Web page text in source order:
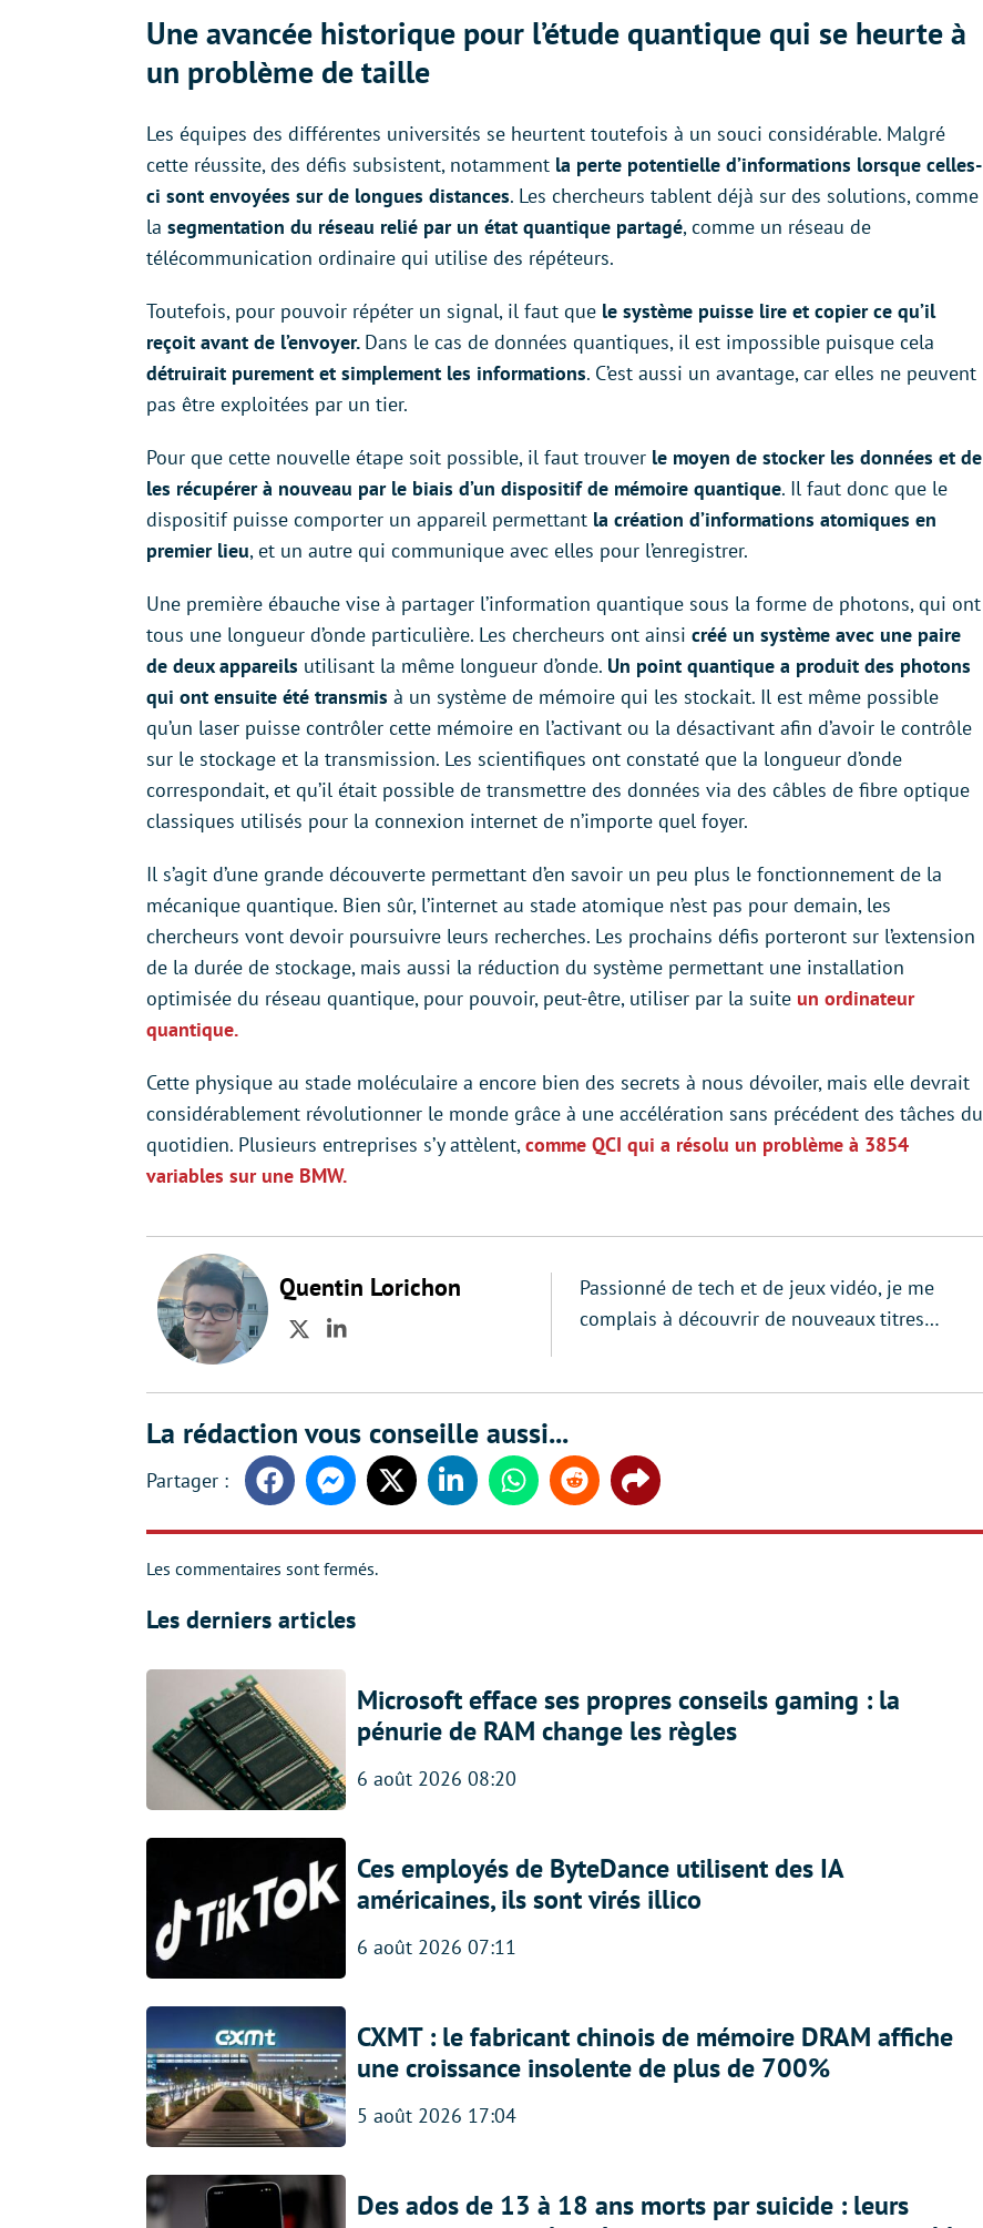
Une avancée historique pour l’étude quantique qui se heurte à
un problème de taille
Les équipes des différentes universités se heurtent toutefois à un souci considérable. Malgré
cette réussite, des défis subsistent, notamment la perte potentielle d’informations lorsque celles-
ci sont envoyées sur de longues distances. Les chercheurs tablent déjà sur des solutions, comme
la segmentation du réseau relié par un état quantique partagé, comme un réseau de
télécommunication ordinaire qui utilise des répéteurs.
Toutefois, pour pouvoir répéter un signal, il faut que le système puisse lire et copier ce qu’il
reçoit avant de l’envoyer. Dans le cas de données quantiques, il est impossible puisque cela
détruirait purement et simplement les informations. C’est aussi un avantage, car elles ne peuvent
pas être exploitées par un tier.
Pour que cette nouvelle étape soit possible, il faut trouver le moyen de stocker les données et de
les récupérer à nouveau par le biais d’un dispositif de mémoire quantique. Il faut donc que le
dispositif puisse comporter un appareil permettant la création d’informations atomiques en
premier lieu, et un autre qui communique avec elles pour l’enregistrer.
Une première ébauche vise à partager l’information quantique sous la forme de photons, qui ont
tous une longueur d’onde particulière. Les chercheurs ont ainsi créé un système avec une paire
de deux appareils utilisant la même longueur d’onde. Un point quantique a produit des photons
qui ont ensuite été transmis à un système de mémoire qui les stockait. Il est même possible
qu’un laser puisse contrôler cette mémoire en l’activant ou la désactivant afin d’avoir le contrôle
sur le stockage et la transmission. Les scientifiques ont constaté que la longueur d’onde
correspondait, et qu’il était possible de transmettre des données via des câbles de fibre optique
classiques utilisés pour la connexion internet de n’importe quel foyer.
Il s’agit d’une grande découverte permettant d’en savoir un peu plus le fonctionnement de la
mécanique quantique. Bien sûr, l’internet au stade atomique n’est pas pour demain, les
chercheurs vont devoir poursuivre leurs recherches. Les prochains défis porteront sur l’extension
de la durée de stockage, mais aussi la réduction du système permettant une installation
optimisée du réseau quantique, pour pouvoir, peut-être, utiliser par la suite un ordinateur
quantique.
Cette physique au stade moléculaire a encore bien des secrets à nous dévoiler, mais elle devrait
considérablement révolutionner le monde grâce à une accélération sans précédent des tâches du
quotidien. Plusieurs entreprises s’y attèlent,comme QCI qui a résolu un problème à 3854
variables sur une BMW.
Quentin Lorichon
TwitterLinkedIn
Passionné de tech et de jeux vidéo, je me
complais à découvrir de nouveaux titres…
La rédaction vous conseille aussi...
FacebookMessengerTwitter LinkedinWhatsappReddit Share
Les commentaires sont fermés.
Les derniers articles
Microsoft efface ses propres conseils gaming : la
pénurie de RAM change les règles
6 août 2026 08:20
Ces employés de ByteDance utilisent des IA
américaines, ils sont virés illico
6 août 2026 07:11
CXMT : le fabricant chinois de mémoire DRAM affiche
une croissance insolente de plus de 700%
5 août 2026 17:04
Des ados de 13 à 18 ans morts par suicide : leurs